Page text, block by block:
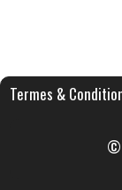
Termes &
©